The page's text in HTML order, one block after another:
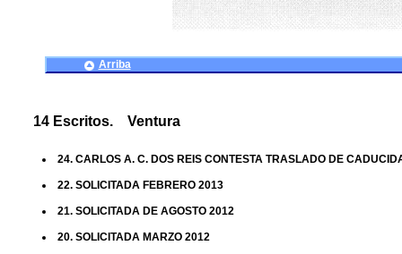
Arriba
14 Escritos. Ventura
24. CARLOS A. C. DOS REIS CONTESTA TRASLADO DE
22. SOLICITADA FEBRERO 2013
21. SOLICITADA DE AGOSTO 2012
20. SOLICITADA MARZO 2012